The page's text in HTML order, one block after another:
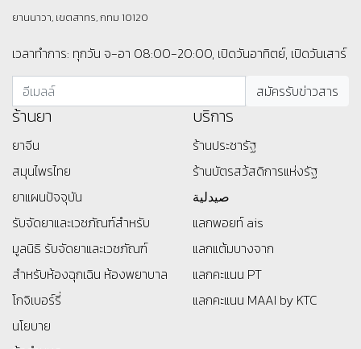
ยานนาวา, เขตสาทร, กทม 10120
เวลาทำการ: ทุกวัน จ-อา 08:00-20:00, เปิดวันอาทิตย์, เปิดวันเสาร์
ร้านยา
ยาจีน
สมุนไพรไทย
ยาแผนปัจจุบัน
รับจัดยาและเวชภัณฑ์สำหรับ
มูลนิธิ รับจัดยาและเวชภัณฑ์
สำหรับห้องฉุกเฉิน ห้องพยาบาล
โกจิเบอร์รี่
นโยบาย
บริการ
ร้านประชารัฐ
ร้านบัตรสว้สดิการแห่งรัฐ
صيدلية
แลกพอยท์ ais
แลกแต้มบางจาก
แลกคะแนน PT
แลกคะแนน MAAI by KTC